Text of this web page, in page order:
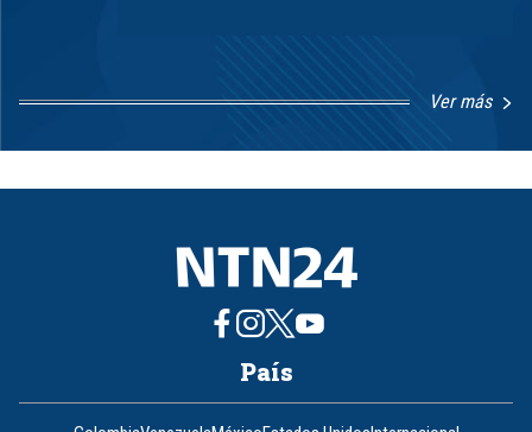
Ver más
1
8
País